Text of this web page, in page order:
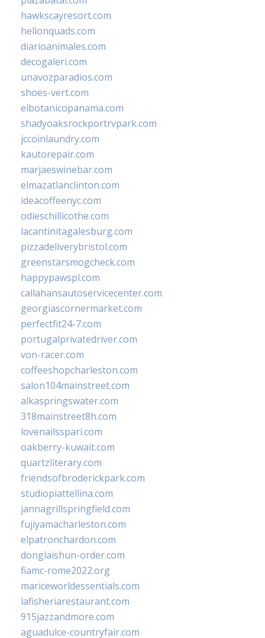
hawkscayresort.com
hellonquads.com
diarioanimales.com
decogaleri.com
unavozparadios.com
shoes-vert.com
elbotanicopanama.com
shadyoaksrockportrvpark.com
jccoinlaundry.com
kautorepair.com
marjaeswinebar.com
elmazatlanclinton.com
ideacoffeenyc.com
odieschillicothe.com
lacantinitagalesburg.com
pizzadeliverybristol.com
greenstarsmogcheck.com
happypawspl.com
callahansautoservicecenter.com
georgiascornermarket.com
perfectfit24-7.com
portugalprivatedriver.com
von-racer.com
coffeeshopcharleston.com
salon104mainstreet.com
alkaspringswater.com
318mainstreet8h.com
lovenailsspari.com
oakberry-kuwait.com
quartzliterary.com
friendsofbroderickpark.com
studiopiattellina.com
jannagrillspringfield.com
fujiyamacharleston.com
elpatronchardon.com
donglaishun-order.com
fiamc-rome2022.org
mariceworldessentials.com
lafisheriarestaurant.com
915jazzandmore.com
aguadulce-countryfair.com